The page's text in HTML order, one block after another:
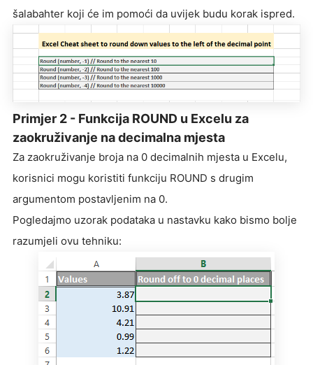
šalabahter koji će im pomoći da uvijek budu korak ispred.
Primjer 2 - Funkcija ROUND u Excelu za
zaokruživanje na decimalna mjesta
Za zaokruživanje broja na 0 decimalnih mjesta u Excelu,
korisnici mogu koristiti funkciju ROUND s drugim
argumentom postavljenim na 0.
Pogledajmo uzorak podataka u nastavku kako bismo bolje
razumjeli ovu tehniku: